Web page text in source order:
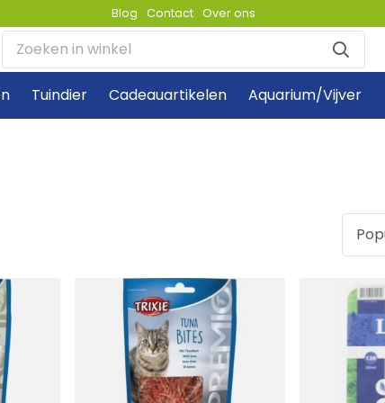
Blog Contact Over ons
Tuindier Cadeauartikelen Aquarium/Vijver